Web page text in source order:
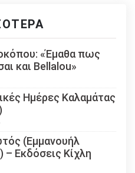
«Έμαθα πως
και Bellalou»
Ημέρες Καλαμάτας
(Εμμανουήλ
– Εκδόσεις Κίχλη